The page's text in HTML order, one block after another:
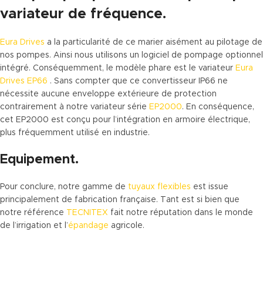
variateur de fréquence.
Eura Drives a la particularité de ce marier aisément au pilotage de
nos pompes. Ainsi nous utilisons un logiciel de pompage optionnel
intégré. Conséquemment, le modèle phare est le variateur Eura
Drives EP66 . Sans compter que ce convertisseur IP66 ne
nécessite aucune enveloppe extérieure de protection
contrairement à notre variateur série EP2000. En conséquence,
cet EP2000 est conçu pour l’intégration en armoire électrique,
plus fréquemment utilisé en industrie.
Equipement.
Pour conclure, notre gamme de tuyaux flexibles est issue
principalement de fabrication française. Tant est si bien que
notre référence TECNITEX fait notre réputation dans le monde
de l’irrigation et l’épandage agricole.